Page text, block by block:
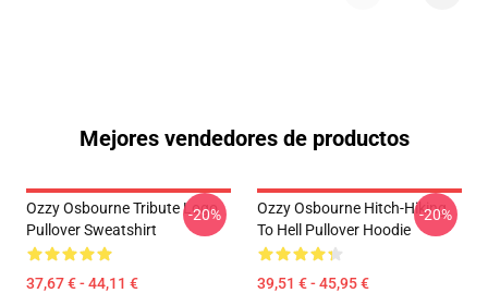
Mejores vendedores de productos
Ozzy Osbourne Tribute Logo
Pullover Sweatshirt
37,67 € - 44,11 €
-20%
Ozzy Osbourne Hitch-Hiking
To Hell Pullover Hoodie
39,51 € - 45,95 €
-20%